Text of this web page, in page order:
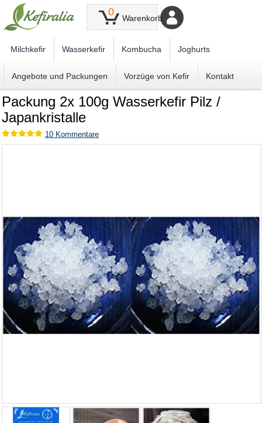
0
Warenkorb
Milchkefir Wasserkefir Kombucha Joghurts
Angebote und Packungen Vorzüge von Kefir Kontakt
Packung 2x 100g Wasserkefir Pilz /
Japankristalle
10 Kommentare